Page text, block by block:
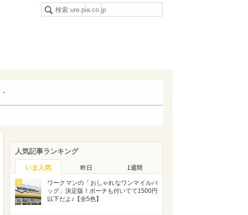
人気記事ランキング
いま人気 昨日 1週間
1
ワークマンの「おしゃれなワンマイルバ
ッグ」決定版！ポーチも付いてて1500円
以下だよ♪【全5色】